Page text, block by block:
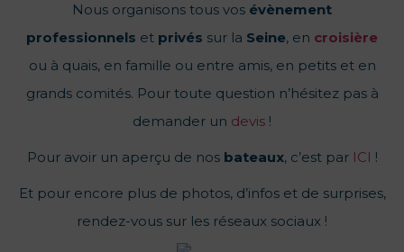
Nous organisons tous vos évènement
professionnels et privés sur la Seine, en croisière
ou à quais, en famille ou entre amis, en petits et en
grands comités. Pour toute question n’hésitez pas à
demander un devis !
Pour avoir un aperçu de nos bateaux, c’est parICI !
Et pour encore plus de photos, d’infos et de surprises,
rendez-vous sur les réseaux sociaux !